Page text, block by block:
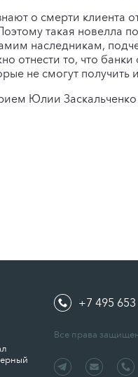
о смерти
такая новелла
наследникам,
отнести то, что
не смогут
Юлии Заскальченко
+7 495
Все права